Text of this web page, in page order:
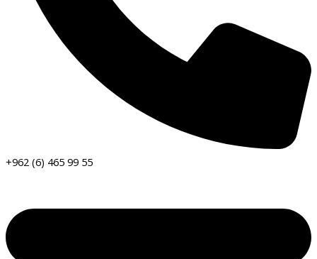
+962 (6) 465 99 55